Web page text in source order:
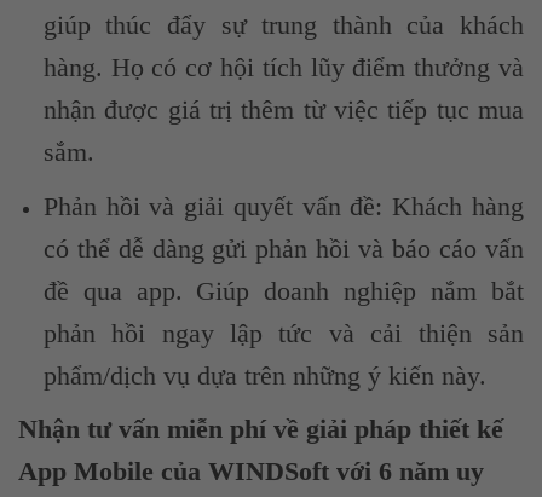
giúp thúc đẩy sự trung thành của khách
hàng. Họ có cơ hội tích lũy điểm thưởng và
nhận được giá trị thêm từ việc tiếp tục mua
sắm.
Phản hồi và giải quyết vấn đề: Khách hàng
có thể dễ dàng gửi phản hồi và báo cáo vấn
đề qua app. Giúp doanh nghiệp nắm bắt
phản hồi ngay lập tức và cải thiện sản
phẩm/dịch vụ dựa trên những ý kiến này.
Nhận tư vấn miễn phí về giải pháp thiết kế
App Mobile của WINDSoft với 6 năm uy